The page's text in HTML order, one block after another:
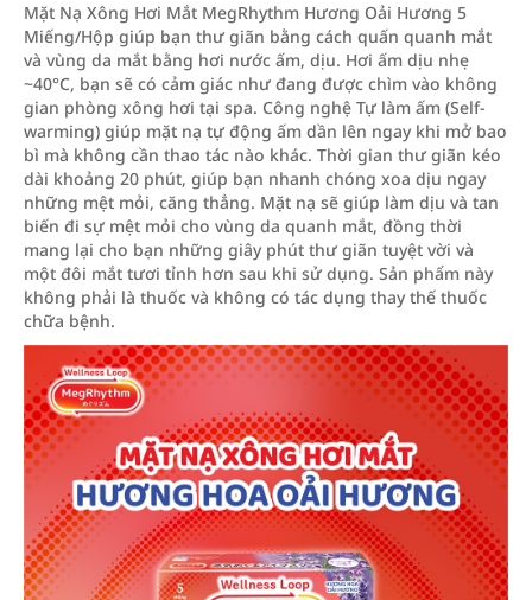
Mặt Nạ Xông Hơi Mắt MegRhythm Hương Oải Hương 5
Miếng/Hộp giúp bạn thư giãn bằng cách quấn quanh mắt
và vùng da mắt bằng hơi nước ấm, dịu. Hơi ấm dịu nhẹ
~40°C, bạn sẽ có cảm giác như đang được chìm vào không
gian phòng xông hơi tại spa. Công nghệ Tự làm ấm (Self-
warming) giúp mặt nạ tự động ấm dần lên ngay khi mở bao
bì mà không cần thao tác nào khác. Thời gian thư giãn kéo
dài khoảng 20 phút, giúp bạn nhanh chóng xoa dịu ngay
những mệt mỏi, căng thẳng. Mặt nạ sẽ giúp làm dịu và tan
biến đi sự mệt mỏi cho vùng da quanh mắt, đồng thời
mang lại cho bạn những giây phút thư giãn tuyệt vời và
một đôi mắt tươi tỉnh hơn sau khi sử dụng. Sản phẩm này
không phải là thuốc và không có tác dụng thay thế thuốc
chữa bệnh.